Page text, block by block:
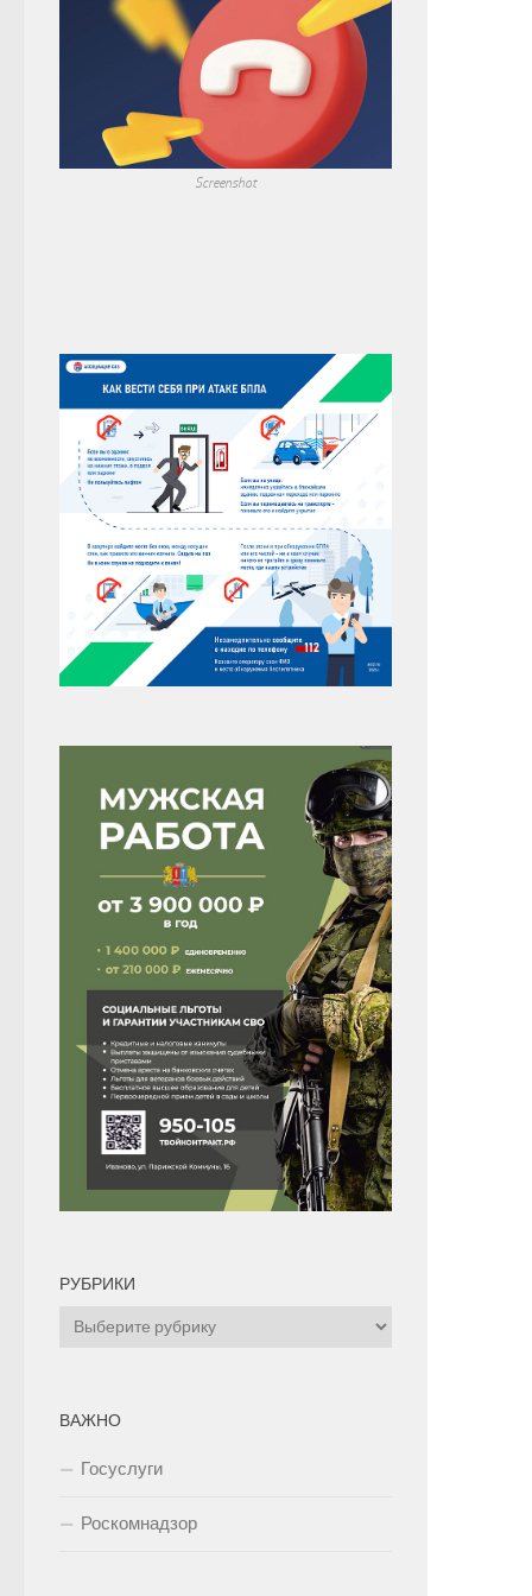
Screenshot
РУБРИКИ
Рубрики
ВАЖНО
Госуслуги
Роскомнадзор